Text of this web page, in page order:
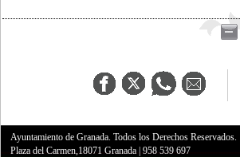
Ayuntamiento de Granada. Todos los Derechos Reservados.
Plaza del Carmen,18071 Granada |958 539 697